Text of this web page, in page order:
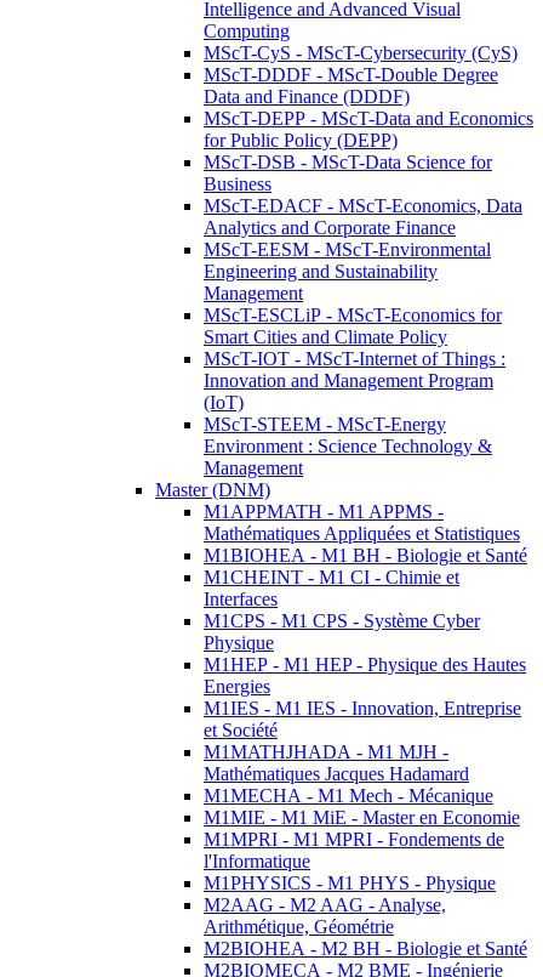
Intelligence and Advanced Visual
Computing
MScT-CyS - MScT-Cybersecurity (CyS)
MScT-DDDF - MScT-Double Degree
Data and Finance (DDDF)
MScT-DEPP - MScT-Data and Economics
for Public Policy (DEPP)
MScT-DSB - MScT-Data Science for
Business
MScT-EDACF - MScT-Economics, Data
Analytics and Corporate Finance
MScT-EESM - MScT-Environmental
Engineering and Sustainability
Management
MScT-ESCLiP - MScT-Economics for
Smart Cities and Climate Policy
MScT-IOT - MScT-Internet of Things :
Innovation and Management Program
(IoT)
MScT-STEEM - MScT-Energy
Environment : Science Technology &
Management
Master (DNM)
M1APPMATH - M1 APPMS -
Mathématiques Appliquées et Statistiques
M1BIOHEA - M1 BH - Biologie et Santé
M1CHEINT - M1 CI - Chimie et
Interfaces
M1CPS - M1 CPS - Système Cyber
Physique
M1HEP - M1 HEP - Physique des Hautes
Energies
M1IES - M1 IES - Innovation, Entreprise
et Société
M1MATHJHADA - M1 MJH -
Mathématiques Jacques Hadamard
M1MECHA - M1 Mech - Mécanique
M1MIE - M1 MiE - Master en Economie
M1MPRI - M1 MPRI - Fondements de
l'Informatique
M1PHYSICS - M1 PHYS - Physique
M2AAG - M2 AAG - Analyse,
Arithmétique, Géométrie
M2BIOHEA - M2 BH - Biologie et Santé
M2BIOMECA - M2 BME - Ingénierie